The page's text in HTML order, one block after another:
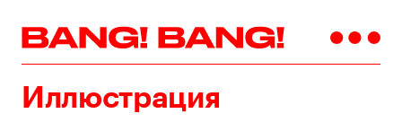
Иллюстрация